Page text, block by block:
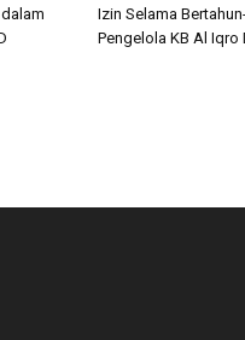
Izin Selama
Pengelola KB Al Iqro